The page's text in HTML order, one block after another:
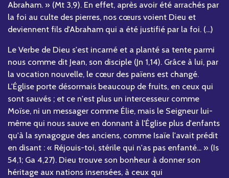
Abraham. » (Mt 3,9). En effet, après avoir été arrachés par
la foi au culte des pierres, nos cœurs voient Dieu et
deviennent fils d'Abraham qui a été justifié par la foi. (...)
Le Verbe de Dieu s'est incarné et a planté sa tente parmi
nous comme dit Jean, son disciple (Jn 1,14). Grâce à lui, par
la vocation nouvelle, le cœur des païens est changé.
L'Église porte désormais beaucoup de fruits, en ceux qui
sont sauvés ; et ce n'est plus un intercesseur comme
Moïse, ni un messager comme Élie, mais le Seigneur lui-
même qui nous sauve en donnant à l'Église plus d'enfants
qu'à la synagogue des anciens, comme Isaïe l'avait prédit
en disant : « Réjouis-toi, stérile qui n'as pas enfanté... » (Is
54,1; Ga 4,27). Dieu trouve son bonheur à donner son
héritage aux nations insensées, à ceux qui